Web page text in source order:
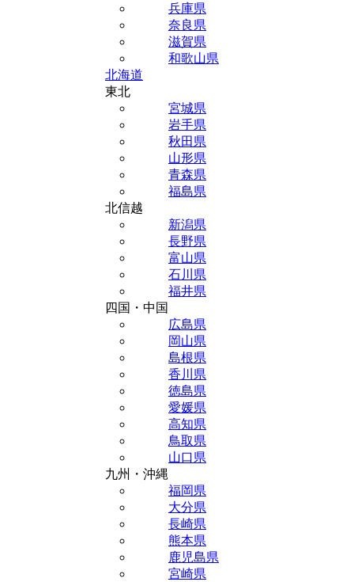
兵庫県
奈良県
滋賀県
和歌山県
北海道
東北
宮城県
岩手県
秋田県
山形県
青森県
福島県
北信越
新潟県
長野県
富山県
石川県
福井県
四国・中国
広島県
岡山県
島根県
香川県
徳島県
愛媛県
高知県
鳥取県
山口県
九州・沖縄
福岡県
大分県
長崎県
熊本県
鹿児島県
宮崎県